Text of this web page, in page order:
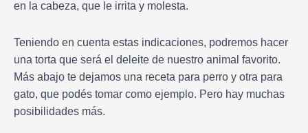
en la cabeza, que le irrita y molesta.
Teniendo en cuenta estas indicaciones, podremos hacer
una torta que será el deleite de nuestro animal favorito.
Más abajo te dejamos una receta para perro y otra para
gato, que podés tomar como ejemplo. Pero hay muchas
posibilidades más.